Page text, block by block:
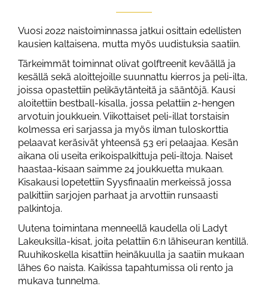
Vuosi 2022 naistoiminnassa jatkui osittain edellisten
kausien kaltaisena, mutta myös uudistuksia saatiin.
Tärkeimmät toiminnat olivat golftreenit keväällä ja
kesällä sekä aloittejoille suunnattu kierros ja peli-ilta,
joissa opastettiin pelikäytänteitä ja sääntöjä. Kausi
aloitettiin bestball-kisalla, jossa pelattiin 2-hengen
arvotuin joukkuein. Viikottaiset peli-illat torstaisin
kolmessa eri sarjassa ja myös ilman tuloskorttia
pelaavat keräsivät yhteensä 53 eri pelaajaa. Kesän
aikana oli useita erikoispalkittuja peli-iltoja. Naiset
haastaa-kisaan saimme 24 joukkuetta mukaan.
Kisakausi lopetettiin Syysfinaalin merkeissä jossa
palkittiin sarjojen parhaat ja arvottiin runsaasti
palkintoja.
Uutena toimintana menneellä kaudella oli Ladyt
Lakeuksilla-kisat, joita pelattiin 6:n lähiseuran kentillä.
Ruuhikoskella kisattiin heinäkuulla ja saatiin mukaan
lähes 60 naista. Kaikissa tapahtumissa oli rento ja
mukava tunnelma.